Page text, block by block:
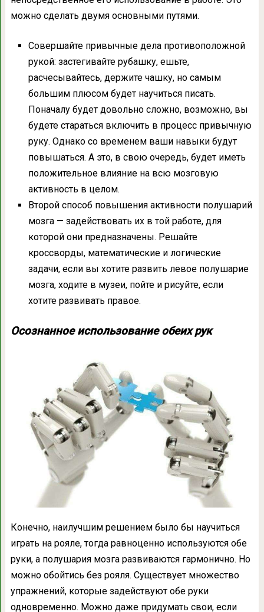
можно сделать двумя основными путями.
Совершайте привычные дела противоположной
рукой: застегивайте рубашку, ешьте,
расчесывайтесь, держите чашку, но самым
большим плюсом будет научиться писать.
Поначалу будет довольно сложно, возможно, вы
будете стараться включить в процесс привычную
руку. Однако со временем ваши навыки будут
повышаться. А это, в свою очередь, будет иметь
положительное влияние на всю мозговую
активность в целом.
Второй способ повышения активности полушарий
мозга — задействовать их в той работе, для
которой они предназначены. Решайте
кроссворды, математические и логические
задачи, если вы хотите развить левое полушарие
мозга, ходите в музеи, пойте и рисуйте, если
хотите развивать правое.
Осознанное использование обеих рук
Конечно, наилучшим решением было бы научиться
играть на рояле, тогда равноценно используются обе
руки, а полушария мозга развиваются гармонично. Но
можно обойтись без рояля. Существует множество
упражнений, которые задействуют обе руки
одновременно. Можно даже придумать свои, если